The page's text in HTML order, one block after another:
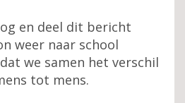
en deel dit bericht
weer naar school
we samen het verschil
tot mens.